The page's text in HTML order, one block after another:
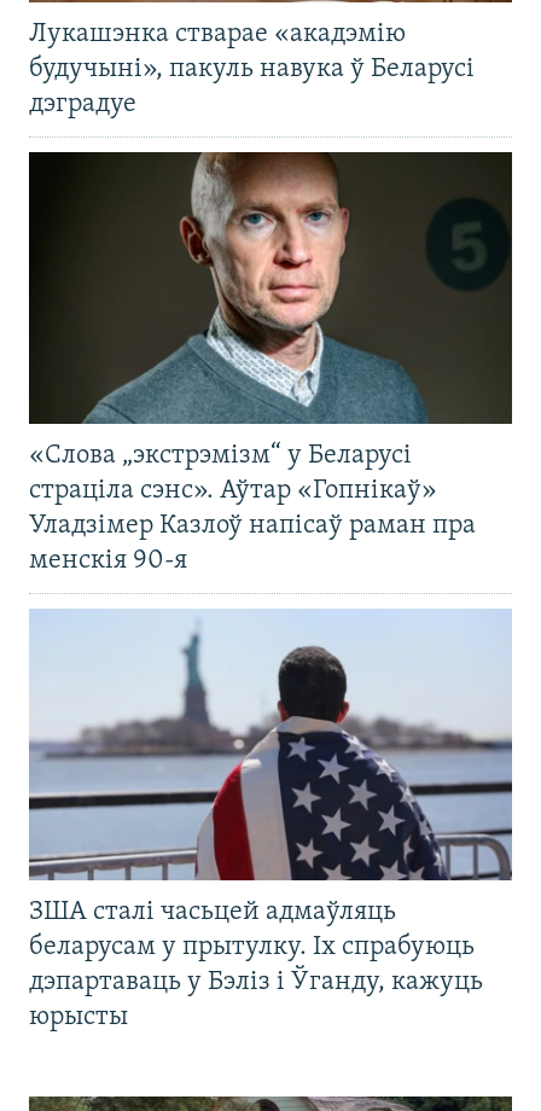
Лукашэнка стварае «акадэмію
будучыні», пакуль навука ў Беларусі
дэградуе
«Слова „экстрэмізм“ у Беларусі
страціла сэнс». Аўтар «Гопнікаў»
Уладзімер Казлоў напісаў раман пра
менскія 90-я
ЗША сталі часьцей адмаўляць
беларусам у прытулку. Іх спрабуюць
дэпартаваць у Бэліз і Ўганду, кажуць
юрысты